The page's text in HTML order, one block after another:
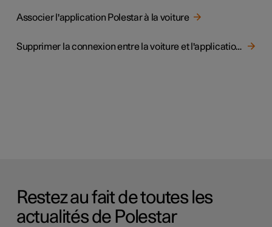
Associer l'application Polestar à la voiture
Supprimer la connexion entre la voiture et l'application Polestar
Restez au fait de toutes les
actualités de Polestar